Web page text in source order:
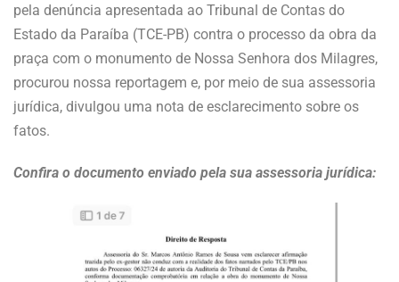
pela denúncia apresentada ao Tribunal de Contas do
Estado da Paraíba (TCE-PB) contra o processo da obra da
praça com o monumento de Nossa Senhora dos Milagres,
procurou nossa reportagem e, por meio de sua assessoria
jurídica, divulgou uma nota de esclarecimento sobre os
fatos.
Confira o documento enviado pela sua assessoria jurídica: